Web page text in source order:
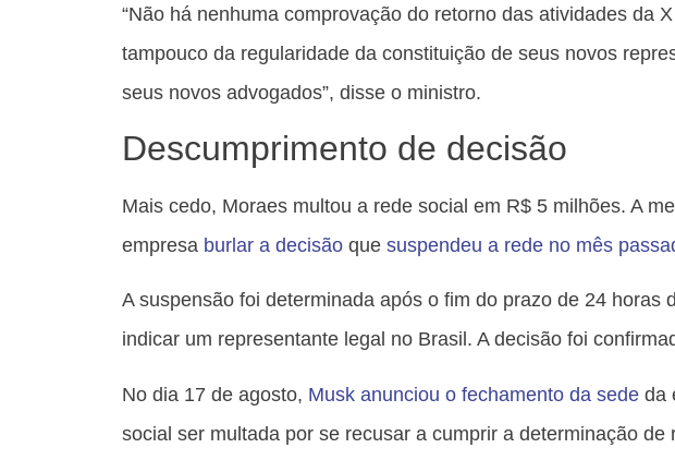
“Não há nenhuma comprovação do retorno das atividades da
tampouco da regularidade da constituição de seus novos
seus novos advogados”, disse o ministro.
Descumprimento de decisão
Mais cedo, Moraes multou a rede social em R$ 5 milhões. A
empresa burlar a decisão que suspendeu a rede no mês
A suspensão foi determinada após o fim do prazo de 24
indicar um representante legal no Brasil. A decisão foi
No dia 17 de agosto, Musk anunciou o fechamento da sede da
social ser multada por se recusar a cumprir a determinação de